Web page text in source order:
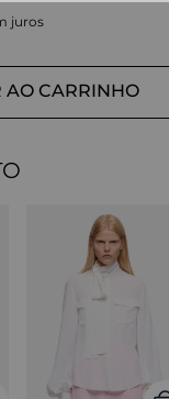
juros
AO CARRINHO